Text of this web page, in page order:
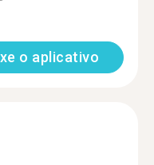
o aplicativo